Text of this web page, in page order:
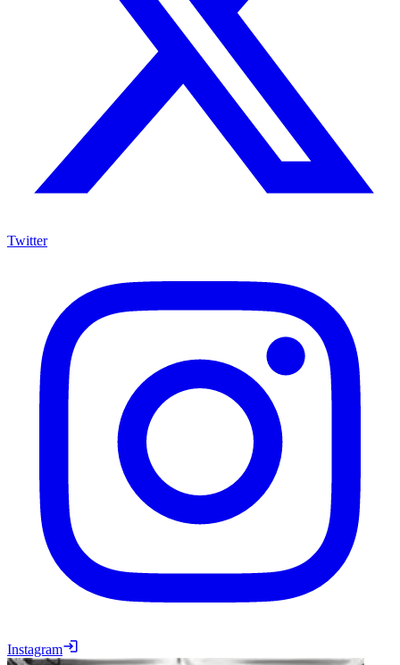
Twitter
Instagram